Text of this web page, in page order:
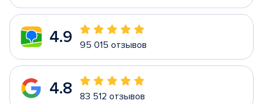
4.9 95 015 отзывов
4.8 83 512 отзывов